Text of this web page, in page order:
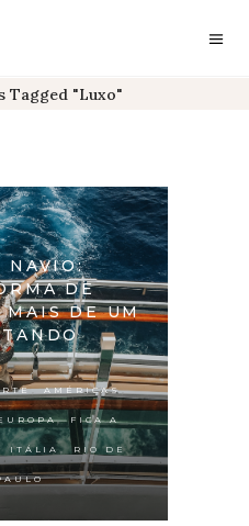
Tagged "luxo"
NAVIO:
DE
MAIS DE UM
, AMÉRICAS,
, FICA A
, ITÁLIA, RIO DE